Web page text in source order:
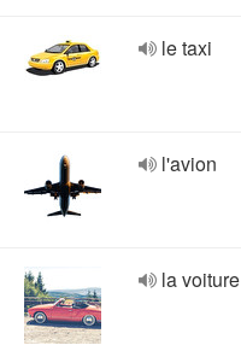
le taxi
l'avion
la voiture